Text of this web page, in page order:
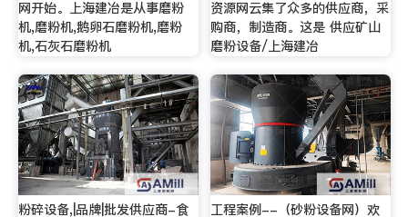
网开始。上海建冶是从事磨粉
机,磨粉机,鹅卵石磨粉机,磨粉
机,石灰石磨粉机
资源网云集了众多的供应商，采
购商，制造商。这是 供应矿山
磨粉设备/上海建冶
粉碎设备,|品牌|批发供应商-食
工程案例--（砂粉设备网）欢